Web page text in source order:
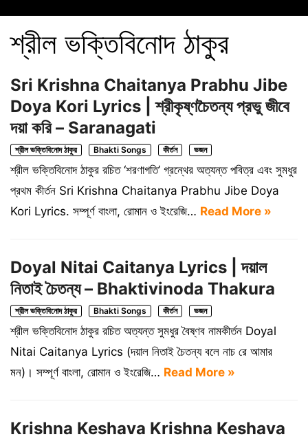
শ্রীল ভক্তিবিনোদ ঠাকুর
Sri Krishna Chaitanya Prabhu Jibe
Doya Kori Lyrics | শ্রীকৃষ্ণচৈতন্য প্রভু জীবে
দয়া করি – Saranagati
শ্রীল ভক্তিবিনোদ ঠাকুর Bhakti Songs কীর্তন ভজন
শ্রীল ভক্তিবিনোদ ঠাকুর রচিত ‘শরণাগতি’ গ্রন্থের অত্যন্ত পবিত্র এবং সুমধুর
প্রথম কীর্তন Sri Krishna Chaitanya Prabhu Jibe Doya
Kori Lyrics. সম্পূর্ণ বাংলা, রোমান ও ইংরেজি… Read More »
Doyal Nitai Caitanya Lyrics | দয়াল
নিতাই চৈতন্য – Bhaktivinoda Thakura
শ্রীল ভক্তিবিনোদ ঠাকুর Bhakti Songs কীর্তন ভজন
শ্রীল ভক্তিবিনোদ ঠাকুর রচিত অত্যন্ত সুমধুর বৈষ্ণব নামকীর্তন Doyal
Nitai Caitanya Lyrics (দয়াল নিতাই চৈতন্য বলে নাচ রে আমার
মন)। সম্পূর্ণ বাংলা, রোমান ও ইংরেজি… Read More »
Krishna Keshava Krishna Keshava